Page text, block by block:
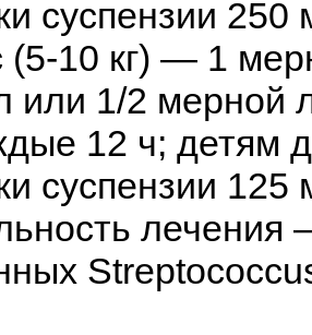
суспензии
(5-10 кг) — 1
или 1/2 мерной
12 ч; детям
суспензии
лечения